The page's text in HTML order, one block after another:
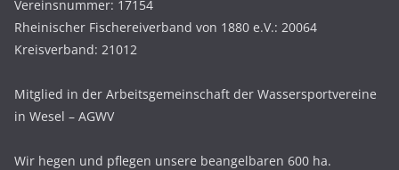
Vereinsnummer: 17154
Rheinischer Fischereiverband von 1880 e.V.: 20064
Kreisverband: 21012
Mitglied in der Arbeitsgemeinschaft der Wassersportvereine
in Wesel – AGWV
Wir hegen und pflegen unsere beangelbaren 600 ha.